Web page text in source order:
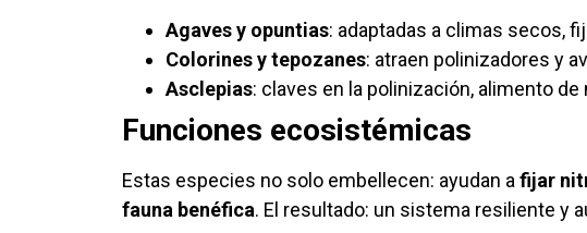
Agaves y opuntias: adaptadas a climas secos,
Colorines y tepozanes: atraen polinizadores y
Asclepias: claves en la polinización, alimento de
Funciones ecosistémicas
Estas especies no solo embellecen: ayudan afijar
fauna benéfica. El resultado: un sistema resiliente y